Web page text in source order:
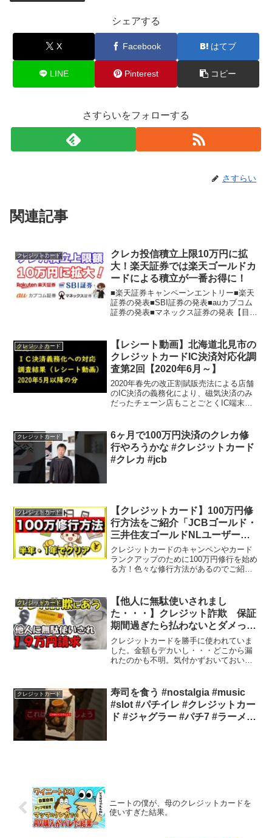
シェアする
X Facebook はてブ
LINE Pinterest コピー
さすらいをフォローする
さすらい
関連記事
クレジットカード
クレカ投信積立上限10万円に拡
大！楽天証券では楽天ゴールドカ
ードによる積立が一番お得に！
■楽天証券キャンペーンエントリー■楽天
証券の発表■SBI証券の発表■auカブコム
証券の発表■マネックス証券の発表【目
③SBI証券6:40 ④楽天証...
クレジットカード
【レシート動画】北海道北見市の
クレジットカードIC決済対応化調
査第2回【2020年6月～】
2020年春先の改正割賦販売法による店舗
のIC決済の義務化により、磁気決済のみ
だったチェーン店もことごとくIC端末が
紹介していましたが、それ以降に対応し
たお店のレ...
クレジットカード
6ヶ月で100万円決済のクレカ修
行やろうかな #クレジットカード
#クレカ #jcb
クレジットカード
【クレジットカード】100万円修
行方法をご紹介「JCBゴールド・
三井住友ゴールドNLユーザーは
要チェック」
クレジットカードのキャンペンやカード
ランクアップのために100万円修行を始め
る方！色々な修行方法があるのでご紹介
み★モチ特別特典申し込みはモチネット
LINE公式アカ...
クレジットカード
【他人に無駄使いされまし
た・・・】クレジット詐欺 保証
期間過ぎたら払わないとダメって
こともあるみたい・・・注意喚起
クレジットカードを勝手に使われていま
した。金額もデカいし・・・どこから漏
れたのかも不明。気付かずおいておいた
してください。各カード会社で補償内容
が異なるので注意！！【チ...
クレジットカード
寿司を食う #nostalgia #music
#slot #パチイレ #クレジットカー
ド #ジャグラー #パチ7 #ラーメン
ニートの僕が、母のクレジットカードを
使いすぎた結果。